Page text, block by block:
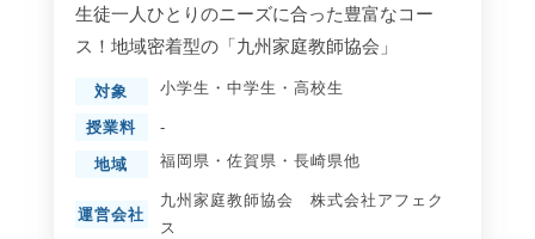
生徒一人ひとりのニーズに合った豊富なコー
ス！地域密着型の「九州家庭教師協会」
対象 小学生 ・ 中学生 ・ 高校生
授業料 -
地域 福岡県 ・ 佐賀県 ・ 長崎県他
運営会社
九州家庭教師協会 株式会社アフェク
ス